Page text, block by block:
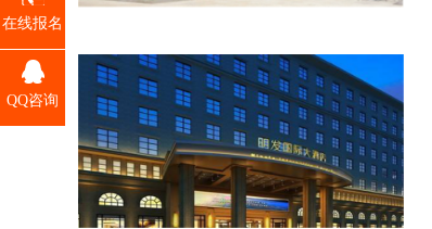
在线报名
QQ咨询